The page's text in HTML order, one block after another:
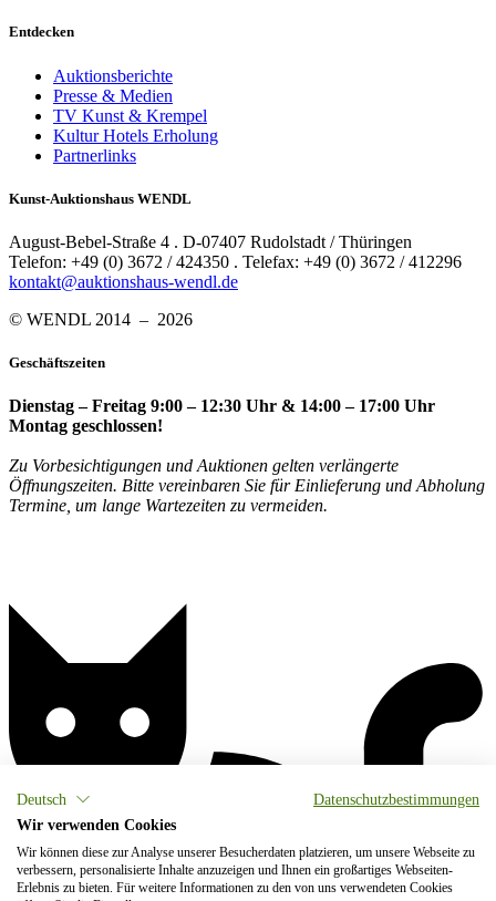
Entdecken
Auktionsberichte
Presse & Medien
TV Kunst & Krempel
Kultur Hotels Erholung
Partnerlinks
Kunst-Auktionshaus WENDL
August-Bebel-Straße 4 . D-07407 Rudolstadt / Thüringen
Telefon: +49 (0) 3672 / 424350 . Telefax: +49 (0) 3672 / 412296
kontakt@auktionshaus-wendl.de
© WENDL 2014 – 2026
Geschäftszeiten
Dienstag – Freitag 9:00 – 12:30 Uhr & 14:00 – 17:00 Uhr
Montag geschlossen!
Zu Vorbesichtigungen und Auktionen gelten verlängerte
Öffnungszeiten. Bitte vereinbaren Sie für Einlieferung und Abholung
Termine, um lange Wartezeiten zu vermeiden.
Deutsch
Datenschutzbestimmungen
Wir verwenden Cookies
Wir können diese zur Analyse unserer Besucherdaten platzieren, um unsere Webseite zu
verbessern, personalisierte Inhalte anzuzeigen und Ihnen ein großartiges Webseiten-
Erlebnis zu bieten. Für weitere Informationen zu den von uns verwendeten Cookies